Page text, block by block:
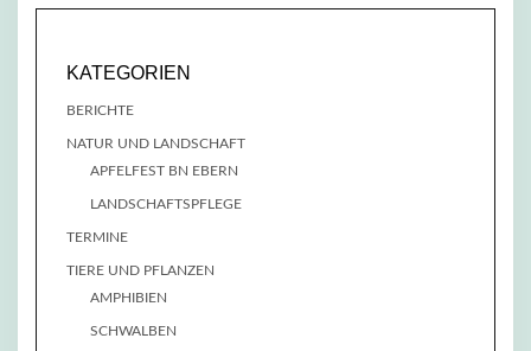
KATEGORIEN
BERICHTE
NATUR UND LANDSCHAFT
APFELFEST BN EBERN
LANDSCHAFTSPFLEGE
TERMINE
TIERE UND PFLANZEN
AMPHIBIEN
SCHWALBEN